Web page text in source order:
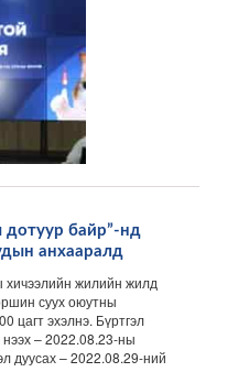
байр”-нд
анхааралд
жилийн жилд
суух оюутны
цагт эхэлнэ. Бүртгэл
нээх – 2022.08.23-ны
дуусах – 2022.08.29-ний